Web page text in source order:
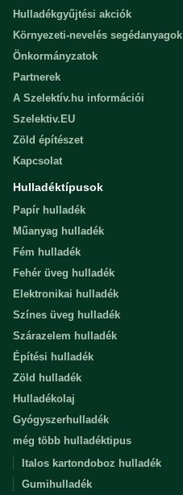
Hulladékgyűjtési akciók
Környezeti-nevelés segédanyagok
Önkormányzatok
Partnerek
A Szelektív.hu információi
Szelektiv.EU
Zöld építészet
Kapcsolat
Hulladéktípusok
Papír hulladék
Műanyag hulladék
Fém hulladék
Fehér üveg hulladék
Elektronikai hulladék
Színes üveg hulladék
Szárazelem hulladék
Építési hulladék
Zöld hulladék
Hulladékolaj
Gyógyszerhulladék
még több hulladéktipus
Italos kartondoboz hulladék
Gumihulladék